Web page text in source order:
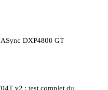
DXP4800 GT
v2 : test complet du